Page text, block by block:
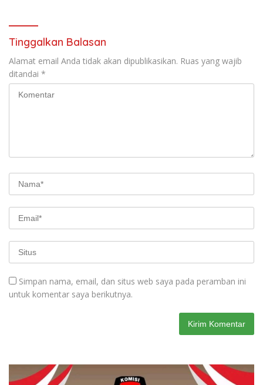
Tinggalkan Balasan
Alamat email Anda tidak akan dipublikasikan. Ruas yang wajib
ditandai *
Simpan nama, email, dan situs web saya pada peramban ini
untuk komentar saya berikutnya.